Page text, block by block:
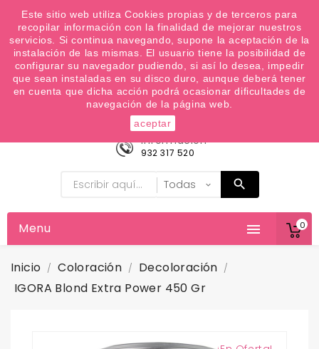
¿Quiere conocer las próximas ofertas del fin de
semana? Apúntate a nuestra Newsletter
Favoritos (0)

0
Información
932 317 520

Menu
Inicio Coloración
Decoloración
IGORA Blond Extra Power 450 Gr
Este sitio web utiliza Cookies propias y de terceros para
recopilar información con la finalidad de mejorar nuestros
servicios. Si continua navegando, supone la aceptación de la
instalación de las mismas. El usuario tiene la posibilidad de
configurar su navegador pudiendo, si así lo desea, impedir
que sean instaladas en su disco duro, aunque deberá tener
en cuenta que dicha acción podrá ocasionar dificultades de
navegación de la página web.
aceptar